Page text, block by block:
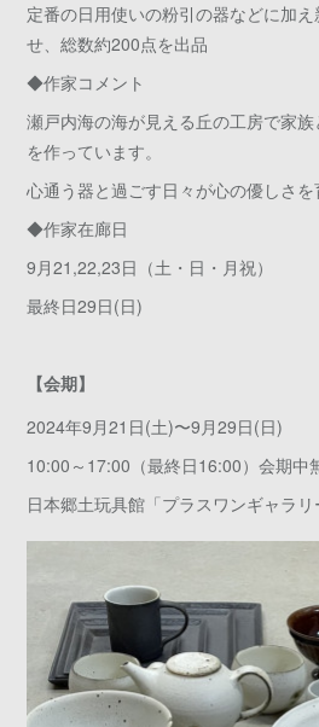
定番の日用使いの粉引の器などに加
せ、総数約200点を出品
◆作家コメント
瀬戸内海の海が見える丘の工房で家
を作っています。
心通う器と過ごす日々が心の優しさ
◆作家在廊日
9月21,22,23日（土・日・月祝）
最終日29日(日)
【会期】
2024年9月21日(土)〜9月29日(日)
10:00～17:00（最終日16:00）会期中
日本郷土玩具館「プラスワンギャラリ